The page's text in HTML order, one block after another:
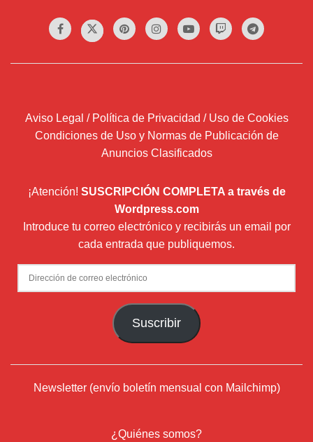
Aviso Legal / Política de Privacidad / Uso de Cookies
Condiciones de Uso y Normas de Publicación de
Anuncios Clasificados
¡Atención! SUSCRIPCIÓN COMPLETA a través de
Wordpress.com
Introduce tu correo electrónico y recibirás un email por
cada entrada que publiquemos.
Dirección
de
Suscribir
Newsletter (envío boletín mensual con Mailchimp)
¿Quiénes somos?